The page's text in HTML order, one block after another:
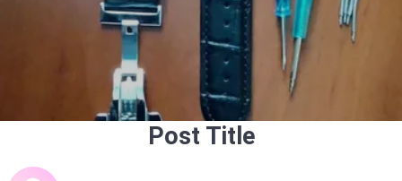
Post Title